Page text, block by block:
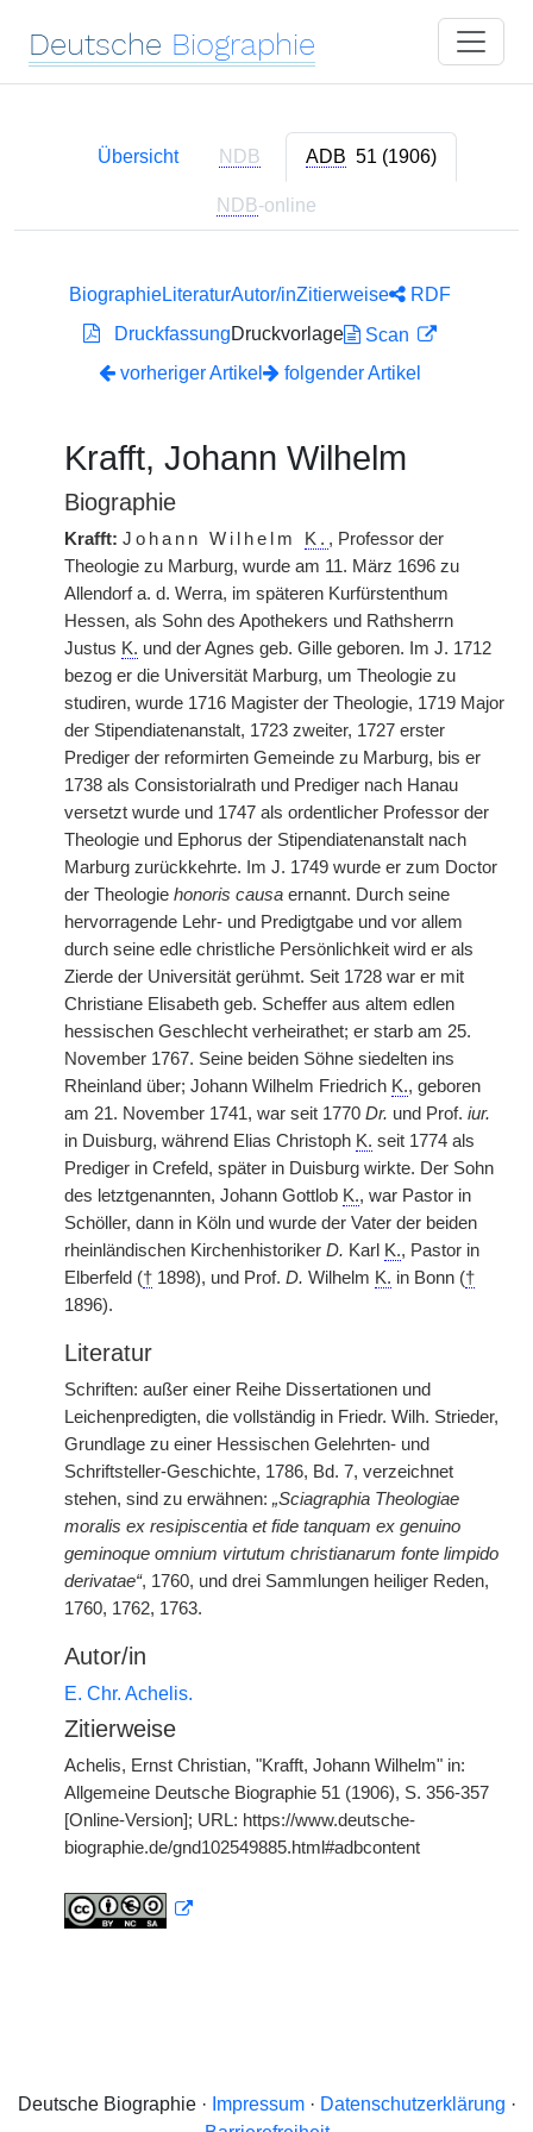
Deutsche Biographie
Übersicht NDB ADB 51 (1906)
NDB-online
BiographieLiteraturAutor/inZitierweise
RDF
DruckfassungDruckvorlage
Scan
vorheriger Artikel
folgender Artikel
Krafft, Johann Wilhelm
Biographie
Krafft: Johann Wilhelm K. , Professor der
Theologie zu Marburg, wurde am 11. März 1696 zu
Allendorf a. d. Werra, im späteren Kurfürstenthum
Hessen, als Sohn des Apothekers und Rathsherrn
Justus K. und der Agnes geb. Gille geboren. Im J. 1712
bezog er die Universität Marburg, um Theologie zu
studiren, wurde 1716 Magister der Theologie, 1719 Major
der Stipendiatenanstalt, 1723 zweiter, 1727 erster
Prediger der reformirten Gemeinde zu Marburg, bis er
1738 als Consistorialrath und Prediger nach Hanau
versetzt wurde und 1747 als ordentlicher Professor der
Theologie und Ephorus der Stipendiatenanstalt nach
Marburg zurückkehrte. Im J. 1749 wurde er zum Doctor
der Theologie honoris causa ernannt. Durch seine
hervorragende Lehr- und Predigtgabe und vor allem
durch seine edle christliche Persönlichkeit wird er als
Zierde der Universität gerühmt. Seit 1728 war er mit
Christiane Elisabeth geb. Scheffer aus altem edlen
hessischen Geschlecht verheirathet; er starb am 25.
November 1767. Seine beiden Söhne siedelten ins
Rheinland über; Johann Wilhelm Friedrich K., geboren
am 21. November 1741, war seit 1770 Dr. und Prof. iur.
in Duisburg, während Elias Christoph K. seit 1774 als
Prediger in Crefeld, später in Duisburg wirkte. Der Sohn
des letztgenannten, Johann Gottlob K., war Pastor in
Schöller, dann in Köln und wurde der Vater der beiden
rheinländischen Kirchenhistoriker D. Karl K., Pastor in
Elberfeld († 1898), und Prof. D. Wilhelm K. in Bonn (†
1896).
Literatur
Schriften: außer einer Reihe Dissertationen und
Leichenpredigten, die vollständig in Friedr. Wilh. Strieder,
Grundlage zu einer Hessischen Gelehrten- und
Schriftsteller-Geschichte, 1786, Bd. 7, verzeichnet
stehen, sind zu erwähnen: „Sciagraphia Theologiae
moralis ex resipiscentia et fide tanquam ex genuino
geminoque omnium virtutum christianarum fonte limpido
derivatae“, 1760, und drei Sammlungen heiliger Reden,
1760, 1762, 1763.
Autor/in
E. Chr. Achelis.
Zitierweise
Achelis, Ernst Christian, "Krafft, Johann Wilhelm" in:
Allgemeine Deutsche Biographie 51 (1906), S. 356-357
[Online-Version]; URL: https://www.deutsche-
biographie.de/gnd102549885.html#adbcontent
Deutsche Biographie · Impressum· Datenschutzerklärung ·